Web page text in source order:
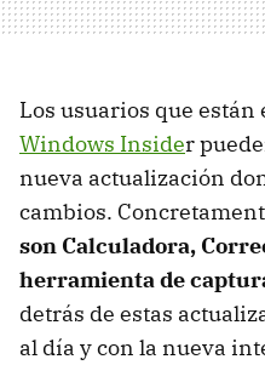
Los usuarios que están
Windows Insider
nueva actualización
cambios.
son Calculadora,
herramienta de
detrás de estas
al día y con la nueva